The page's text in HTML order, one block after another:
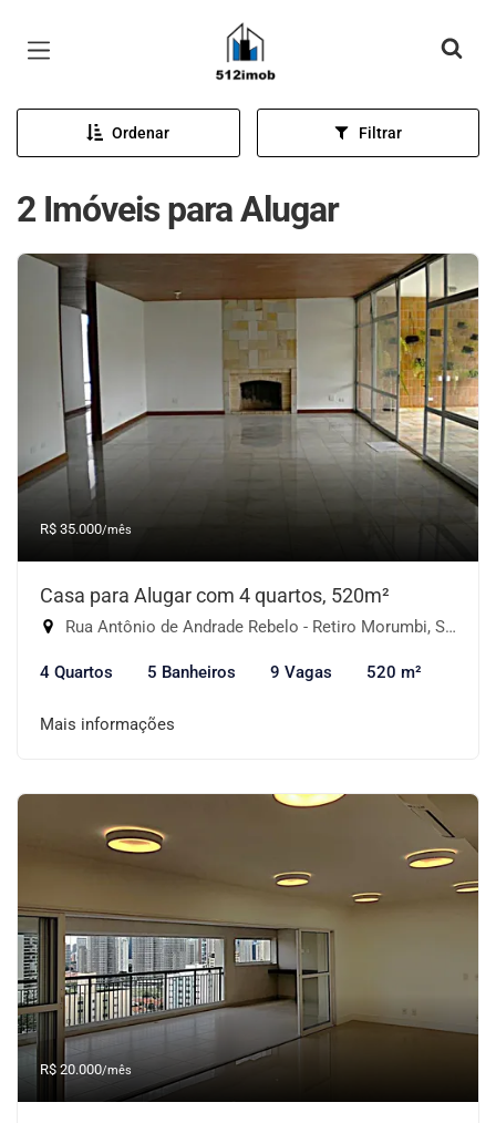
Página inicial
Ordenar Filtrar
2 Imóveis para Alugar
R$ 35.000/mês
Casa para Alugar com 4 quartos, 520m²
Rua Antônio de Andrade Rebelo - Retiro Morumbi, São Paulo-SP
4 Quartos 5 Banheiros 9 Vagas 520 m²
Mais informações
R$ 20.000/mês